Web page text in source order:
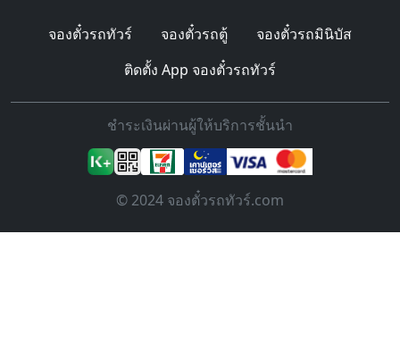
จองตั๋วรถทัวร์ จองตั๋วรถตู้
จองตั๋วรถมินิบัส
ติดตั้ง App จองตั๋วรถทัวร์
ชำระเงินผ่านผู้ให้บริการชั้นนำ
© 2024 จองตั๋วรถทัวร์.com